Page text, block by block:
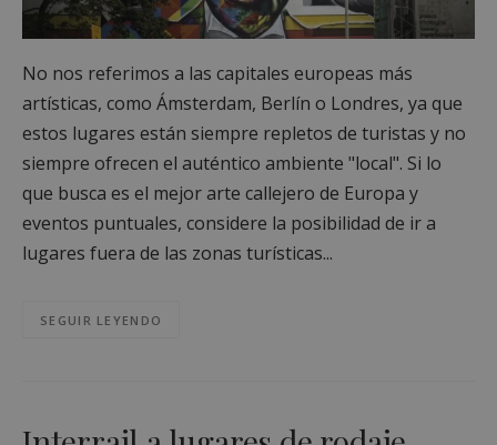
No nos referimos a las capitales europeas más
artísticas, como Ámsterdam, Berlín o Londres, ya que
estos lugares están siempre repletos de turistas y no
siempre ofrecen el auténtico ambiente "local". Si lo
que busca es el mejor arte callejero de Europa y
eventos puntuales, considere la posibilidad de ir a
lugares fuera de las zonas turísticas...
SEGUIR LEYENDO